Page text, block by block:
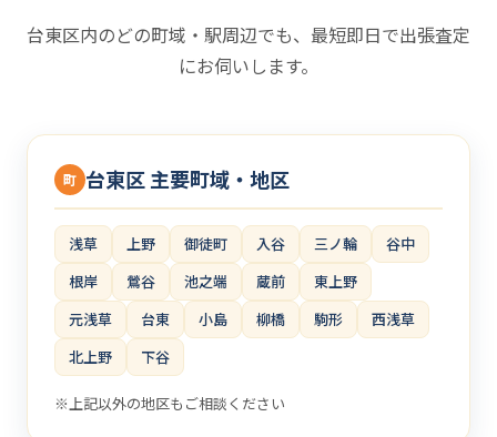
台東区内のどの町域・駅周辺でも、最短即日で出張査定
にお伺いします。
町 台東区 主要町域・地区
浅草 上野 御徒町 入谷 三ノ輪
谷中
根岸
鶯谷 池之端 蔵前
東上野
元浅草
台東 小島 柳橋 駒形
西浅草
北上野
下谷
※上記以外の地区もご相談ください